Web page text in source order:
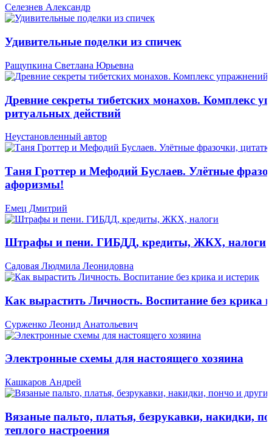
Селезнев Александр
Удивительные поделки из спичек
Ращупкина Светлана Юрьевна
Древние секреты тибетских монахов. Комплекс
ритуальных действий
Неустановленный автор
Таня Гроттер и Мефодий Буслаев. Улётные
афоризмы!
Емец Дмитрий
Штрафы и пени. ГИБДД, кредиты, ЖКХ, налоги
Садовая Людмила Леонидовна
Как вырастить Личность. Воспитание без крика
Сурженко Леонид Анатольевич
Электронные схемы для настоящего хозяина
Кашкаров Андрей
Вязаные пальто, платья, безрукавки, накидки,
теплого настроения